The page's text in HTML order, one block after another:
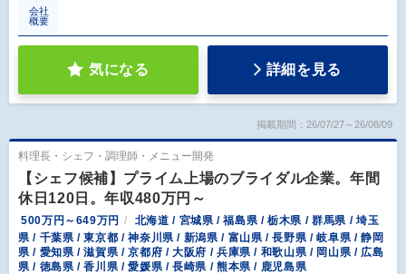
会社
概要
気になる 詳細を見る
掲載期間：26/07/27～26/08/09
料理長・シェフ・調理師・メニュー開発
【シェフ候補】プライム上場のブライダル企業。年間
休日120日。年収480万円～
500万円～649万円
北海道 / 宮城県 / 福島県 / 栃木県 / 群馬県 / 埼玉
県 / 千葉県 / 東京都 / 神奈川県 / 新潟県 / 富山県 / 長野県 / 岐阜県 / 静岡
県 / 愛知県 / 滋賀県 / 京都府 / 大阪府 / 兵庫県 / 和歌山県 / 岡山県 / 広島
県 / 徳島県 / 香川県 / 愛媛県 / 長崎県 / 熊本県 / 鹿児島県